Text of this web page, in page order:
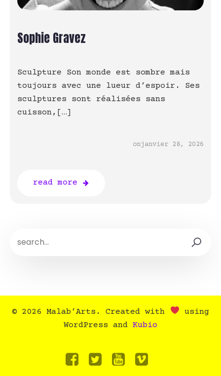
Sophie Gravez
Sculpture Son monde est sombre mais
toujours avec une lueur d’espoir. Ses
sculptures sont réalisées sans
cuisson,[…]
onjanvier 28, 2026
read more
© 2026 Malab’Arts. Created with
using
WordPress and Kubio